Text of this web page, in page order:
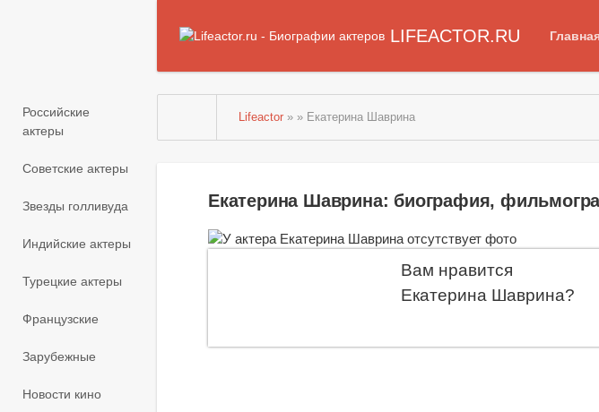
LIFEACTOR.RU
Российские
актеры
Советские актеры
Звезды голливуда
Индийские актеры
Турецкие актеры
Французские
Зарубежные
Новости кино
Lifeactor » » Екатерина Шаврина
Екатерина Шаврина: биография,
Вам нравится
Екатерина Шаврина?